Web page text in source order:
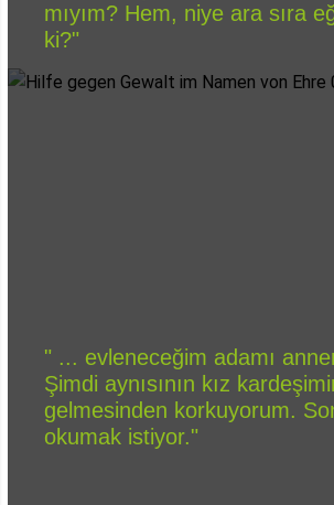
mıyım? Hem, niye ara sıra
ki?"
" ... evleneceğim adamı
Şimdi aynısının kız
gelmesinden korkuyorum.
okumak istiyor."